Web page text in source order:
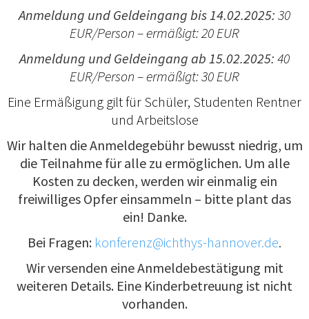
Anmeldung und Geldeingang bis 14.02.2025: 30
EUR/Person – ermäßigt: 20 EUR
Anmeldung und Geldeingang ab 15.02.2025: 40
EUR/Person – ermäßigt: 30 EUR
Eine Ermäßigung gilt für Schüler, Studenten Rentner
und Arbeitslose
Wir halten die Anmeldegebühr bewusst niedrig, um
die Teilnahme für alle zu ermöglichen. Um alle
Kosten zu decken, werden wir einmalig ein
freiwilliges Opfer einsammeln – bitte plant das
ein! Danke.
Bei Fragen: konferenz@ichthys-hannover.de.
Wir versenden eine Anmeldebestätigung mit
weiteren Details. Eine Kinderbetreuung ist nicht
vorhanden.